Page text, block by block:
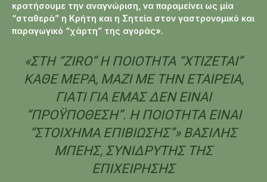
κρατήσουμε την αναγνώριση, να παραμείνει ως μία
“σταθερά” η Κρήτη και η Σητεία στον γαστρονομικό και
παραγωγικό “χάρτη” της αγοράς».
«ΣΤΗ “ΖΙRΟ” Η ΠΟΙΌΤΗΤΑ “ΧΤΊΖΕΤΑΙ”
ΚΆΘΕ ΜΈΡΑ, ΜΑΖΊ ΜΕ ΤΗΝ ΕΤΑΙΡΕΊΑ,
ΓΙΑΤΊ ΓΙΑ ΕΜΆΣ ΔΕΝ ΕΊΝΑΙ
“ΠΡΟΫΠΌΘΕΣΗ”. Η ΠΟΙΌΤΗΤΑ ΕΊΝΑΙ
“ΣΤΟΊΧΗΜΑ ΕΠΙΒΊΩΣΗΣ”» ΒΑΣΊΛΗΣ
ΜΠΈΗΣ, ΣΥΝΙΔΡΥΤΉΣ ΤΗΣ
ΕΠΙΧΕΊΡΗΣΗΣ